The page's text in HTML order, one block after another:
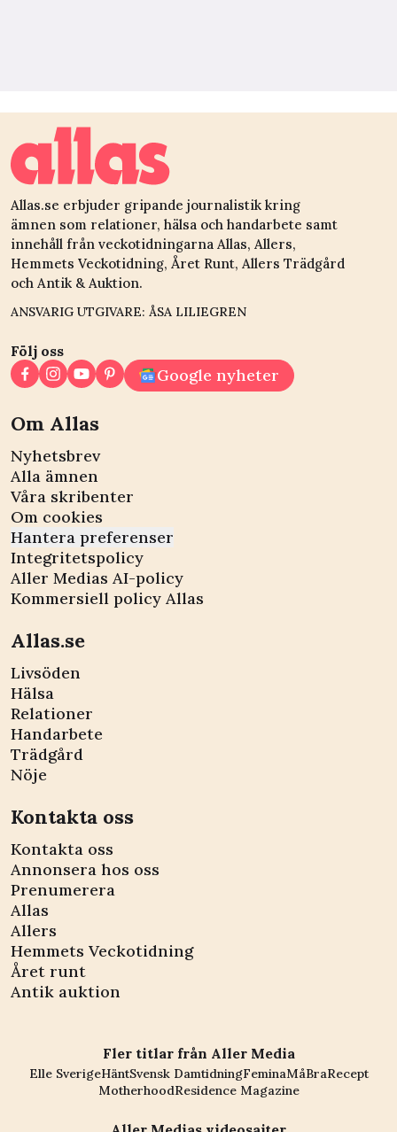
Allas.se erbjuder gripande journalistik kring
ämnen som relationer, hälsa och handarbete samt
innehåll från veckotidningarna Allas, Allers,
Hemmets Veckotidning, Året Runt, Allers Trädgård
och Antik & Auktion.
ANSVARIG UTGIVARE: ÅSA LILIEGREN
Följ oss
Google nyheter
Om Allas
Nyhetsbrev
Alla ämnen
Våra skribenter
Om cookies
Hantera preferenser
Integritetspolicy
Aller Medias AI-policy
Kommersiell policy Allas
Allas.se
Livsöden
Hälsa
Relationer
Handarbete
Trädgård
Nöje
Kontakta oss
Kontakta oss
Annonsera hos oss
Prenumerera
Allas
Allers
Hemmets Veckotidning
Året runt
Antik auktion
Fler titlar från Aller Media
Elle SverigeHäntSvensk DamtidningFeminaMåBraRecept
MotherhoodResidence Magazine